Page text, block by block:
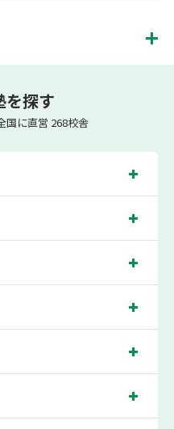
生は5科目（数学・英語・国語・理
語[古典・現代文]・理科[物理・化
を提供しています。
度」を提供しており、高校生の入塾後
以上。60点以上でご入塾の場合、そ
全額免除し、1学期間無料で指導させ
の満点数が100点でない地域では、
の内容を保証させていただきます。
中学校、瓦葺中学校などの各中学校の
東）周辺の小学生・中学生・高校生の
校」へ。
お住まいの方からも続々お問合わせい
を探す
国に直営 268校舎